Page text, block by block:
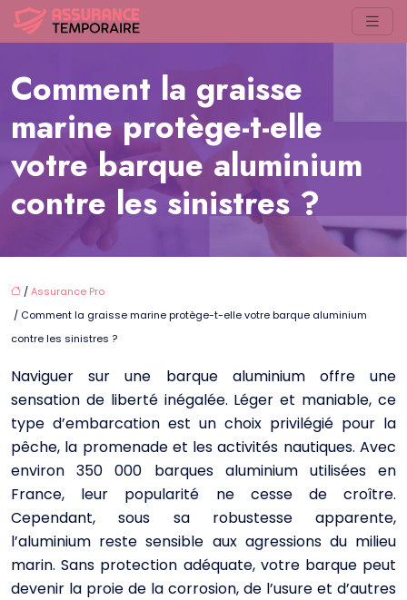
Comment la graisse
marine protège-t-elle
votre barque aluminium
contre les sinistres ?
/Assurance Pro
/ Comment la graisse marine protège-t-elle votre barque aluminium
contre les sinistres ?
Naviguer sur une barque aluminium offre une
sensation de liberté inégalée. Léger et maniable, ce
type d’embarcation est un choix privilégié pour la
pêche, la promenade et les activités nautiques. Avec
environ 350 000 barques aluminium utilisées en
France, leur popularité ne cesse de croître.
Cependant, sous sa robustesse apparente,
l’aluminium reste sensible aux agressions du milieu
marin. Sans protection adéquate, votre barque peut
devenir la proie de la corrosion, de l’usure et d’autres